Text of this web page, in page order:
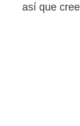
así que